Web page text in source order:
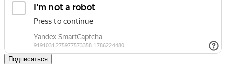
Подписаться